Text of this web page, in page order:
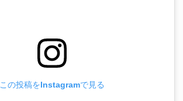
この投稿をInstagramで見る